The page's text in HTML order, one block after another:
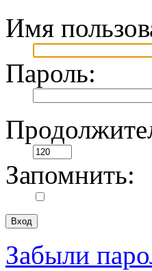
Имя
Пароль:
Запомнить:
Забыли